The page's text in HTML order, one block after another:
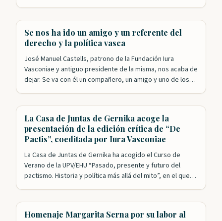
presidente, Roldán Jimeno, contó con…
Se nos ha ido un amigo y un referente del
derecho y la política vasca
José Manuel Castells, patrono de la Fundación Iura
Vasconiae y antiguo presidente de la misma, nos acaba de
dejar. Se va con él un compañero, un amigo y uno de los
La Casa de Juntas de Gernika acoge la
presentación de la edición crítica de “De
Pactis”, coeditada por Iura Vasconiae
La Casa de Juntas de Gernika ha acogido el Curso de
Verano de la UPV/EHU “Pasado, presente y futuro del
pactismo. Historia y política más allá del mito”, en el que
Homenaje Margarita Serna por su labor al